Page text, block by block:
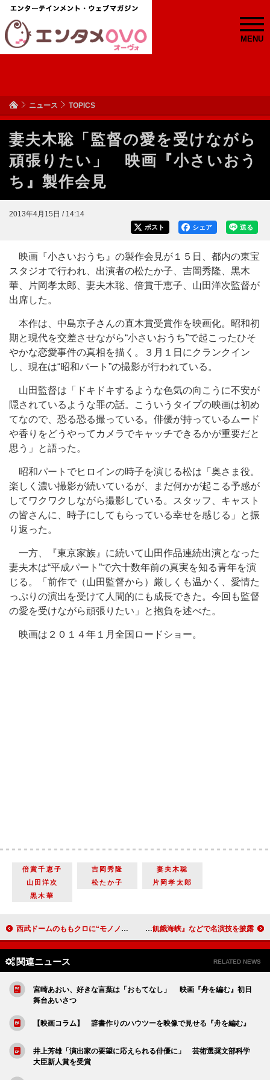
MENU
ニュース TOPICS
妻夫木聡「監督の愛を受けながら
頑張りたい」 映画『小さいおう
ち』製作会見
2013年4月15日 / 14:14
送る
シェア
ポスト
映画『小さいおうち』の製作会見が１５日、都内の東宝
スタジオで行われ、出演者の松たか子、吉岡秀隆、黒木
華、片岡孝太郎、妻夫木聡、倍賞千恵子、山田洋次監督が
出席した。
本作は、中島京子さんの直木賞受賞作を映画化。昭和初
期と現代を交差させながら“小さいおうち”で起こったひそ
やかな恋愛事件の真相を描く。３月１日にクランクイン
し、現在は“昭和パート”の撮影が行われている。
山田監督は「ドキドキするような色気の向こうに不安が
隠されているような罪の話。こういうタイプの映画は初め
てなので、恐る恐る撮っている。俳優が持っているムード
や香りをどうやってカメラでキャッチできるかが重要だと
思う」と語った。
昭和パートでヒロインの時子を演じる松は「奥さま役。
楽しく濃い撮影が続いているが、まだ何かが起こる予感が
してワクワクしながら撮影している。スタッフ、キャスト
の皆さんに、時子にしてもらっている幸せを感じる」と振
り返った。
一方、『東京家族』に続いて山田作品連続出演となった
妻夫木は“平成パート”で六十数年前の真実を知る青年を演
じる。「前作で（山田監督から）厳しくも温かく、愛情た
っぷりの演出を受けて人間的にも成長できた。今回も監督
の愛を受けながら頑張りたい」と抱負を述べた。
映画は２０１４年１月全国ロードショー。
倍賞千恵子 吉岡秀隆
妻夫木聡
山田洋次
松たか子
片岡孝太郎
黒木華
西武ドームのももクロに“モノノフ”熱狂 ミヒマル＆南こうせつがサプライズ出演 俳優の三國連太郎さんが死去 『飢餓海峡』などで名演技を披露
関連ニュース RELATED NEWS
宮崎あおい、好きな言葉は「おもてなし」 映画『舟を編む』初日
舞台あいさつ
【映画コラム】 辞書作りのハウツーを映像で見せる『舟を編む』
井上芳雄「演出家の要望に応えられる俳優に」 芸術選奨文部科学
大臣新人賞を受賞